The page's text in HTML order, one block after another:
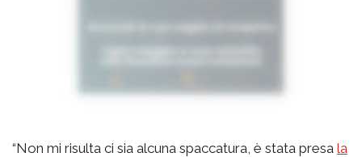
“Non mi risulta ci sia alcuna spaccatura, è stata presa la